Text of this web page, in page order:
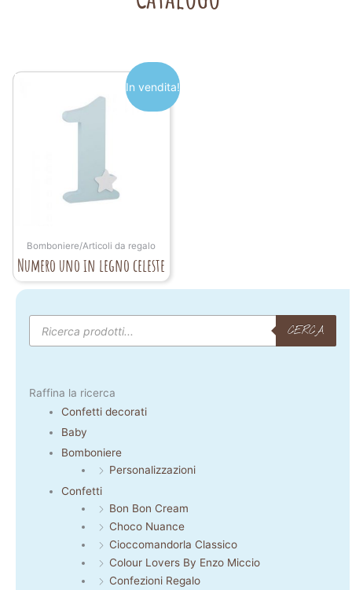
In vendita!
Bomboniere/Articoli da regalo
Numero uno in legno celeste
Products
search
CERCA
Raffina la ricerca
Confetti decorati
Baby
Bomboniere
Personalizzazioni
Confetti
Bon Bon Cream
Choco Nuance
Cioccomandorla Classico
Colour Lovers By Enzo Miccio
Confezioni Regalo